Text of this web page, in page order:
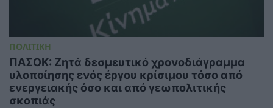
ΠΟΛΙΤΙΚΗ
ΠΑΣΟΚ: Ζητά δεσμευτικό χρονοδιάγραμμα
υλοποίησης ενός έργου κρίσιμου τόσο από
ενεργειακής όσο και από γεωπολιτικής
σκοπιάς